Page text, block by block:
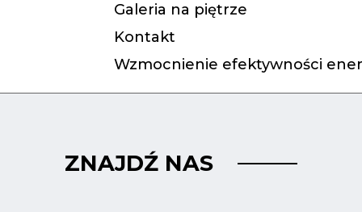
Galeria na piętrze
Kontakt
Wzmocnienie efektywności
ZNAJDŹ NAS